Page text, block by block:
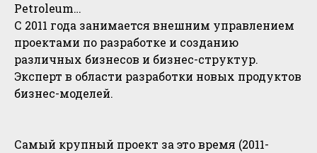
Petroleum…
С 2011 года занимается внешним управлением
проектами по разработке и созданию
различных бизнесов и бизнес-структур.
Эксперт в области разработки новых продуктов
бизнес-моделей.
Самый крупный проект за это время (2011-